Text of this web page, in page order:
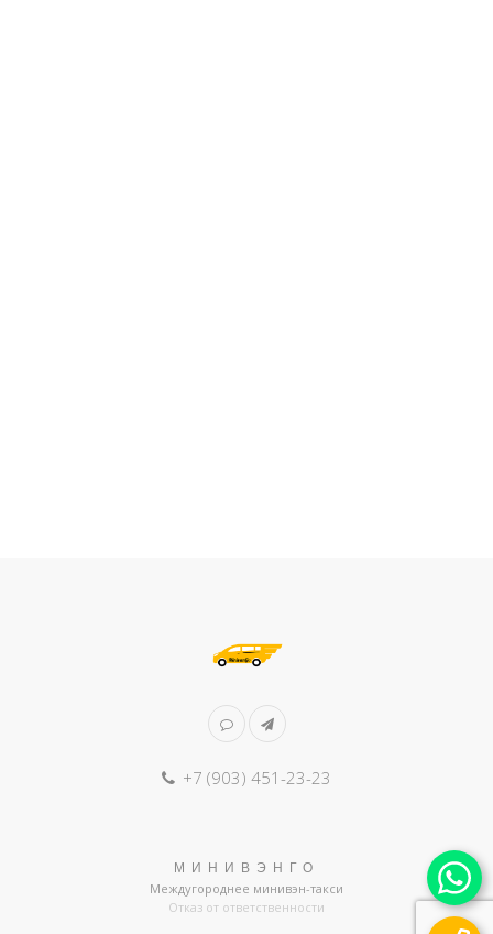
+7 (903) 451-23-23
МИНИВЭНГО
Междугороднее минивэн-такси
Отказ от ответственности